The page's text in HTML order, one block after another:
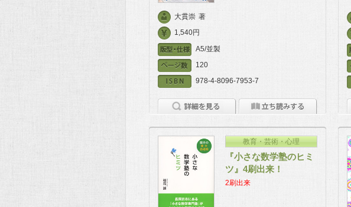
大貫崇 著
1,540円
A5/並製
120
978-4-8096-7953-7
教育・芸術・心理
『小さな数学塾のヒミ
ツ』4刷出来！
2刷出来